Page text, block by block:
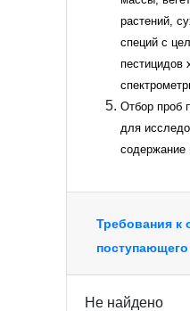
растений,
специй с
пестицидов
Отбор проб
для
содержание
Требования к
поступающего
Не найдено